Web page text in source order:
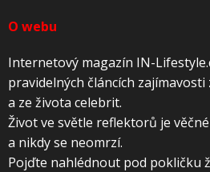
O webu
Internetový magazín IN-
pravidelných článcích
a ze života celebrit.
Život ve světle reflektorů je
a nikdy se neomrzí.
Pojďte nahlédnout pod pokličku